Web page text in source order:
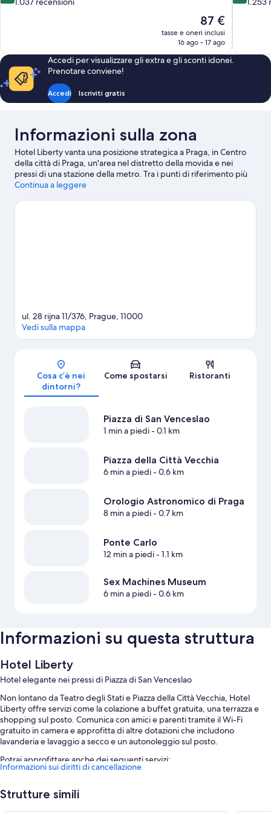
recensioni
Il
prezzo
attuale
87 €
87 €
tasse e oneri inclusi
16 ago - 17 ago
recensioni
Accedi per visualizzare gli extra e gli sconti idonei.
Prenotare conviene!
Accedi Iscriviti gratis
Informazioni sulla zona
Hotel Liberty vanta una posizione strategica a Praga, in Centro
della città di Praga, un'area nel distretto della movida e nei
pressi di una stazione della metro. Tra i punti di riferimento più
importanti della zona ci sono Piazza di San Venceslao e Ponte
della Città Vecchia è un altro luogo da visitare consigliato.
Vai alla
Continua a leggere
Mappa
ul. 28 rijna 11/376, Prague, 11000
Vedi sulla mappa
Cosa c’è nei
dintorni?
Come spostarsi Ristoranti
Piazza di San Venceslao
1 min a piedi- 0.1 km
Piazza della Città Vecchia
6 min a piedi- 0.6 km
Orologio Astronomico di Praga
8 min a piedi- 0.7 km
Ponte Carlo
12 min a piedi- 1.1 km
Sex Machines Museum
6 min a piedi- 0.6 km
Informazioni su questa struttura
Hotel Liberty
Hotel elegante nei pressi di Piazza di San Venceslao
Non lontano da Teatro degli Stati e Piazza della Città Vecchia, Hotel
Liberty offre servizi come la colazione a buffet gratuita, una terrazza e
shopping sul posto. Comunica con amici e parenti tramite il Wi-Fi
gratuito in camera e approfitta di altre dotazioni che includono
lavanderia e lavaggio a secco e un autonoleggio sul posto.
Potrai approfittare anche dei seguenti servizi:
Sale per riunioni, una reception aperta 24 ore su 24 e servizi di
Informazioni sui diritti di cancellazione
Strutture simili